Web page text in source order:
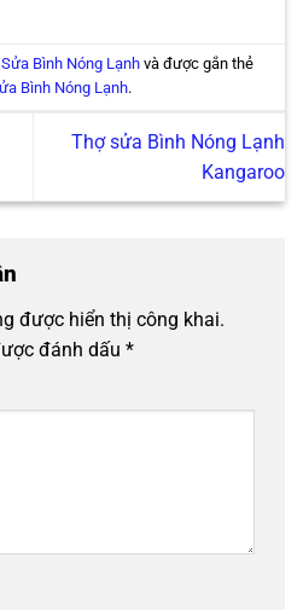
Sửa Bình Nóng Lạnh và được gắn thẻ
Bình Nóng Lạnh.
Thợ sửa Bình Nóng Lạnh
Kangaroo
được hiển thị công khai.
đánh dấu *